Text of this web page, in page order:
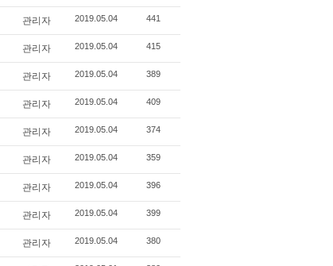
관리자 2019.05.04 441
관리자 2019.05.04 415
관리자 2019.05.04 389
관리자 2019.05.04 409
관리자 2019.05.04 374
관리자 2019.05.04 359
관리자 2019.05.04 396
관리자 2019.05.04 399
관리자 2019.05.04 380